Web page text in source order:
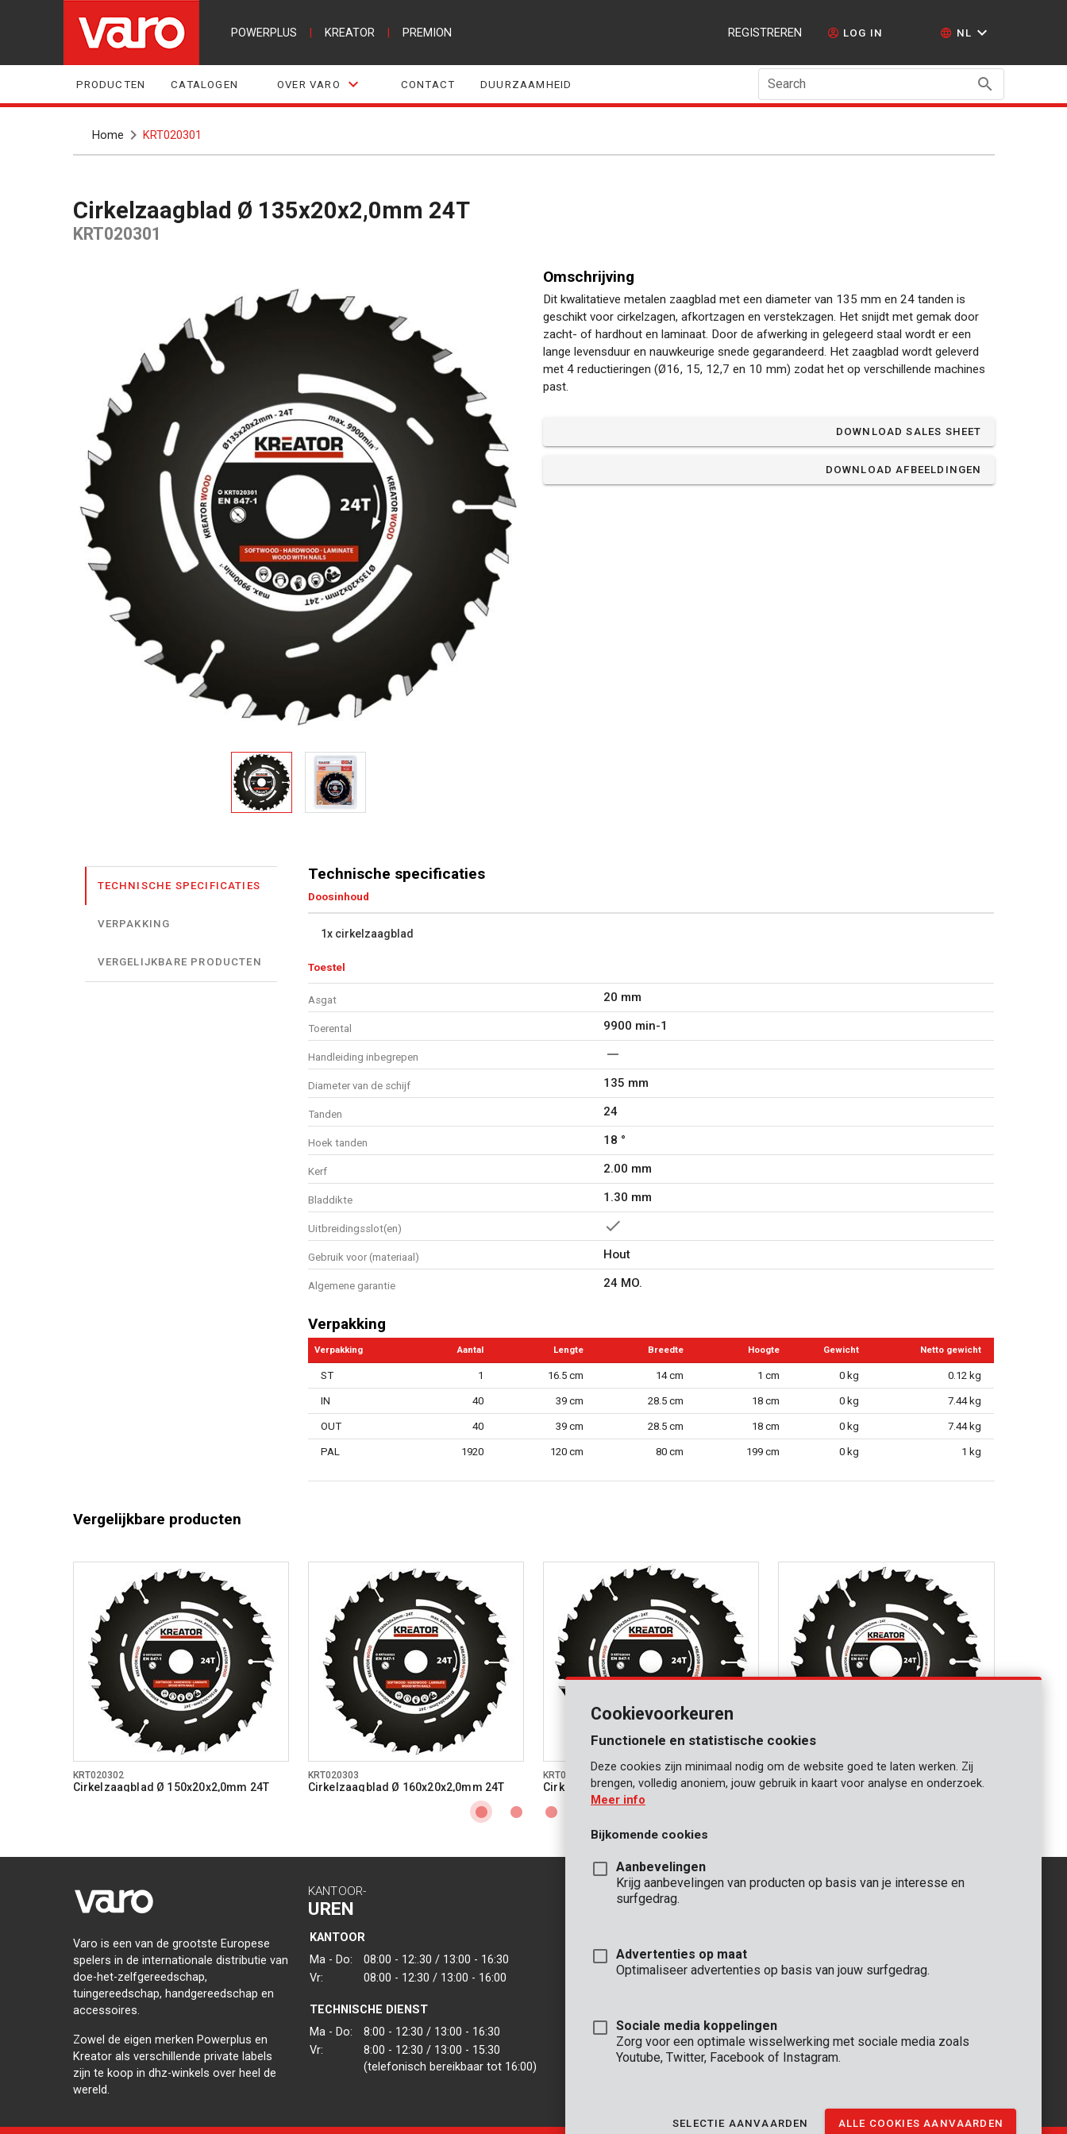
POWERPLUS KREATOR PREMION REGISTREREN LOG IN NL
PRODUCTEN CATALOGEN OVER VARO CONTACT DUURZAAMHEID Search
Home KRT020301
Cirkelzaagblad Ø 135x20x2,0mm 24T
KRT020301
Omschrijving
Dit kwalitatieve metalen zaagblad met een diameter van 135 mm en 24 tanden is
geschikt voor cirkelzagen, afkortzagen en verstekzagen. Het snijdt met gemak door
zacht- of hardhout en laminaat. Door de afwerking in gelegeerd staal wordt er een
lange levensduur en nauwkeurige snede gegarandeerd. Het zaagblad wordt geleverd
met 4 reductieringen (Ø16, 15, 12,7 en 10 mm) zodat het op verschillende machines
past.
DOWNLOAD SALES SHEET
DOWNLOAD AFBEELDINGEN
TECHNISCHE SPECIFICATIES
VERPAKKING
VERGELIJKBARE PRODUCTEN
Technische specificaties
Doosinhoud
1x cirkelzaagblad
Toestel
Asgat 20 mm
Toerental 9900 min-1
Handleiding inbegrepen
Diameter van de schijf 135 mm
Tanden 24
Hoek tanden 18 °
Kerf 2.00 mm
Bladdikte 1.30 mm
Uitbreidingsslot(en)
Gebruik voor (materiaal) Hout
Algemene garantie 24 MO.
Verpakking
Verpakking Aantal Lengte Breedte Hoogte Gewicht Netto gewicht
ST 1 16.5 cm 14 cm 1 cm 0 kg 0.12 kg
IN 40 39 cm 28.5 cm 18 cm 0 kg 7.44 kg
OUT 40 39 cm 28.5 cm 18 cm 0 kg 7.44 kg
PAL 1920 120 cm 80 cm 199 cm 0 kg 1 kg
Vergelijkbare producten
KRT020302
Cirkelzaagblad Ø 150x20x2,0mm 24T
KRT020303
Cirkelzaagblad Ø 160x20x2,0mm 24T
KRT020304
Cirkelzaagblad Ø 165x20x2,0mm 24T Cirkelzaagblad Ø 115x20x2,0mm 24T
Varo is een van de grootste Europese
spelers in de internationale distributie van
doe-het-zelfgereedschap,
tuingereedschap, handgereedschap en
accessoires.
Zowel de eigen merken Powerplus en
Kreator als verschillende private labels
zijn te koop in dhz-winkels over heel de
wereld.
KANTOOR-
UREN
KANTOOR
Ma - Do:
08:00 - 12:.30 / 13:00 - 16:30
Vr:
08:00 - 12:30 / 13:00 - 16:00
TECHNISCHE DIENST
Ma - Do:
8:00 - 12:30 / 13:00 - 16:30
Vr:
8:00 - 12:30 / 13:00 - 15:30
(telefonisch bereikbaar tot 16:00)
CONTACT
INFO
VARO - Vic. Van Rompuy nv
Joseph Van Instraat 9
VARO IBERICA
+32 (0)3 292 92 92
info@varo.com
support@varo.com
Cookievoorkeuren
Functionele en statistische cookies
Deze cookies zijn minimaal nodig om de website goed te laten werken. Zij
brengen, volledig anoniem, jouw gebruik in kaart voor analyse en onderzoek.
Meer info
Bijkomende cookies
Aanbevelingen
Krijg aanbevelingen van producten op basis van je interesse en
surfgedrag.
Advertenties op maat
Optimaliseer advertenties op basis van jouw surfgedrag.
Sociale media koppelingen
Zorg voor een optimale wisselwerking met sociale media zoals
Youtube, Twitter, Facebook of Instagram.
SELECTIE AANVAARDEN ALLE COOKIES AANVAARDEN